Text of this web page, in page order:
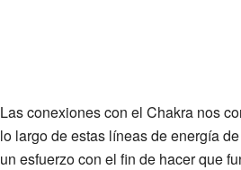
Las conexiones con el Chakra nos
lo largo de estas líneas de energía
un esfuerzo con el fin de hacer que